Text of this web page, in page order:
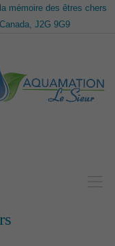
mémoire des êtres chers
J2G 9G9